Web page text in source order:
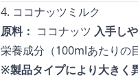
4. ココナッツミルク
原料： ココナッツ 入手し
栄養成分（100mlあたりの
※製品タイプにより大きく